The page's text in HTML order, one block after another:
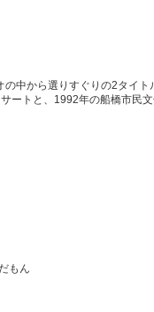
中から選りすぐりの2タイト
ートと、1992年の船橋市民
もん